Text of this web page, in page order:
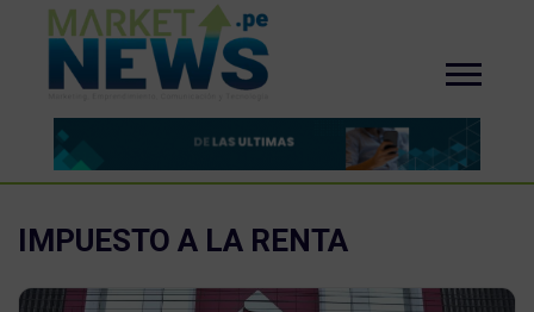
IMPUESTO A LA RENTA